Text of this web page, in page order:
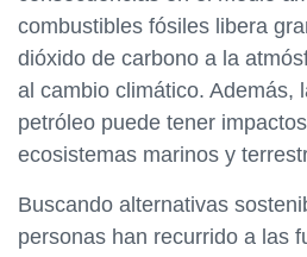
combustibles fósiles libera
dióxido de carbono a la
al cambio climático. Además,
petróleo puede tener
ecosistemas marinos y
Buscando alternativas
personas han recurrido a las